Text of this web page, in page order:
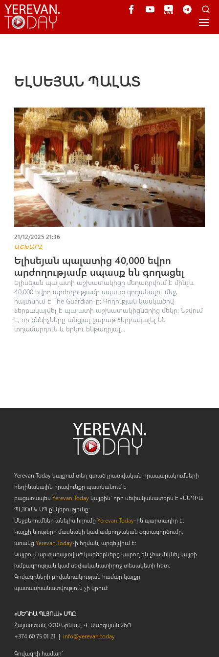
ԵԼՍԵՅԱՆ ՊԱԼԱՏ
21/12/2025 21:36
ԱՇԽԱՐՀ
Ելիսեյան պալատից 40,000 եվրո
արժողությամբ սպասք են գnղացել
Ելիսեյան պալատի աշխատակիցը մեղադրվում է մինչև
40,000 եվրո արժողությամբ սպասք գողանալու մեջ,
հայտնում է The Guardian-ը։ Գողության կասկածով
ձերբակալվել է պալատի աշխատակիցներից մեկը։ Նշվում
է, որ քննիչները անցյալ շաբաթ ձերբակալել են
տղամարդուն և երկու ենթադրյալ...
Yerevan.Today կայքում տեղ գտած լրատվական հրապարակումների
հեղինակային իրավունքը պատկանում է
բացառապես Yerevan.Todayկայքին` որի սեփականատերն է «ՄԵԴԻԱ
ՊԼՅՈւՍ» ՍՊ ընկերությունը։
Մեջբերումներ անելիս հղումը Yerevan.Today-ին պարտադիր է:
Կայքի նյութերի մասնակի կամ ամբողջական օգտագործումը,
առանց Yerevan.Today-ի հղման, արգելվում է:
Կայքում արտահայտված կարծիքները կարող են չհամնկնել կայքի
խմբագրության կամ սեփականատիրոջ տեսակետի հետ:
Գովազդների բովանդակության համար կայքը
պատասխանատվություն չի կրում:
«ՄԵԴԻԱ ՊԼՅՈւՍ» ՍՊԸ
Հայաստան, 0010 Երևան, Վ. Սարգսյան 26/1
+374 60 75 01 21 | info@yerevan.today
Գովազդի համար`